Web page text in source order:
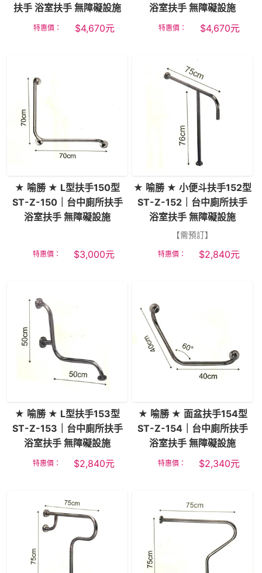
扶手 浴室扶手 無障礙設施
特惠價： $4,670元
浴室扶手 無障礙設施
特惠價： $4,670元
★ 喻勝 ★ L型扶手150型
ST-Z-150｜台中廁所扶手
浴室扶手 無障礙設施
特惠價： $3,000元
★ 喻勝 ★ 小便斗扶手152型
ST-Z-152｜台中廁所扶手
浴室扶手 無障礙設施
【需預訂】
特惠價： $2,840元
★ 喻勝 ★ L型扶手153型
ST-Z-153｜台中廁所扶手
浴室扶手 無障礙設施
特惠價： $2,840元
★ 喻勝 ★ 面盆扶手154型
ST-Z-154｜台中廁所扶手
浴室扶手 無障礙設施
特惠價： $2,340元